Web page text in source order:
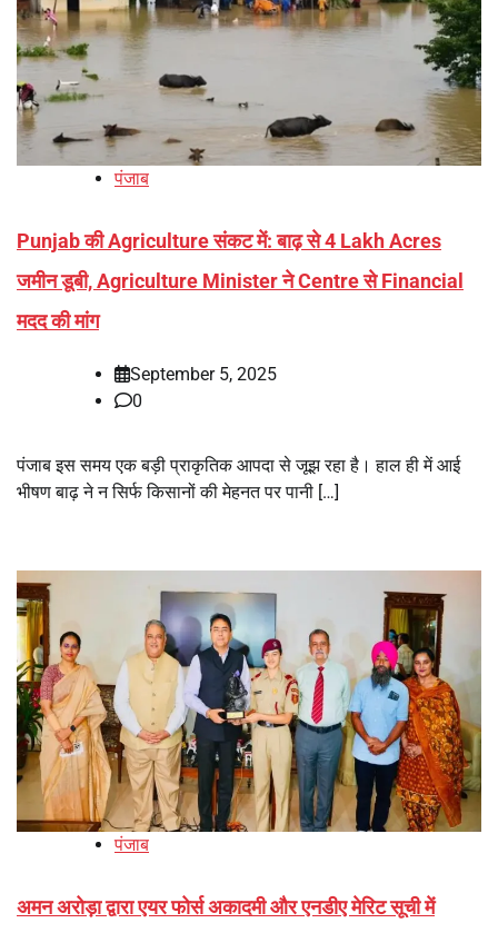
पंजाब
Punjab की Agriculture संकट में: बाढ़ से 4 Lakh Acres
जमीन डूबी, Agriculture Minister ने Centre से Financial
मदद की मांग
September 5, 2025
0
पंजाब इस समय एक बड़ी प्राकृतिक आपदा से जूझ रहा है। हाल ही में आई
भीषण बाढ़ ने न सिर्फ किसानों की मेहनत पर पानी […]
पंजाब
अमन अरोड़ा द्वारा एयर फोर्स अकादमी और एनडीए मेरिट सूची में